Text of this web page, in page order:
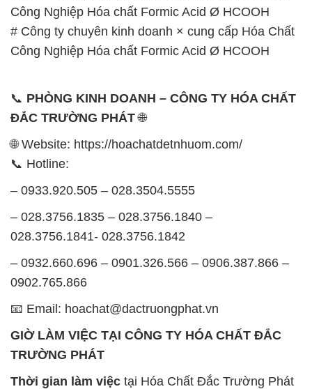
Công Nghiệp Hóa chất Formic Acid Ø HCOOH
# Công ty chuyên kinh doanh × cung cấp Hóa Chất
Công Nghiệp Hóa chất Formic Acid Ø HCOOH
📞 PHÒNG KINH DOANH – CÔNG TY HÓA CHẤT
ĐẮC TRƯỜNG PHÁT🌐
🌐 Website: https://hoachatdetnhuom.com/
📞 Hotline:
– 0933.920.505 – 028.3504.5555
– 028.3756.1835 – 028.3756.1840 –
028.3756.1841- 028.3756.1842
– 0932.660.696 – 0901.326.566 – 0906.387.866 –
0902.765.866
📧 Email: hoachat@dactruongphat.vn
GIỜ LÀM VIỆC TẠI CÔNG TY HÓA CHẤT ĐẮC
TRƯỜNG PHÁT
Thời gian làm việc tại Hóa Chất Đắc Trường Phát